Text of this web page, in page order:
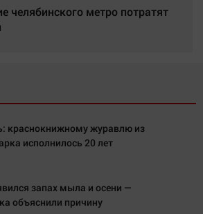
челябинского метро потратят
краснокнижному журавлю из
исполнилось 20 лет
запах мыла и осени —
объяснили причину